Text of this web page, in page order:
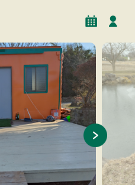
施設情報